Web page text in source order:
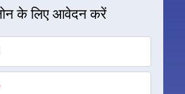
के लिए आवेदन करें